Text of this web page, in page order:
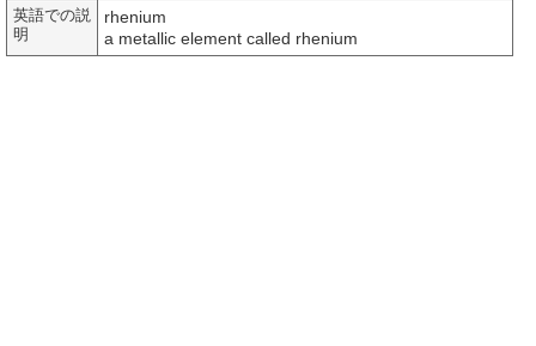
英語での説
明
rhenium
a metallic element called rhenium